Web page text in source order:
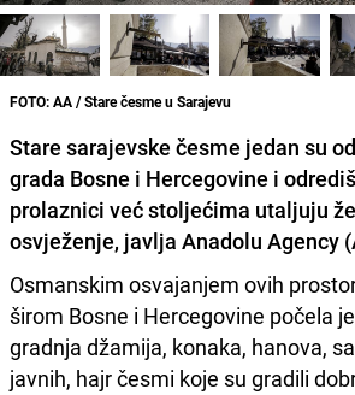
FOTO: AA / Stare česme u Sarajevu
Stare sarajevske česme jedan su
grada Bosne i Hercegovine i
prolaznici već stoljećima utaljuju
osvježenje, javlja Anadolu Agency
Osmanskim osvajanjem ovih
širom Bosne i Hercegovine počela
gradnja džamija, konaka, hanova,
javnih, hajr česmi koje su gradili